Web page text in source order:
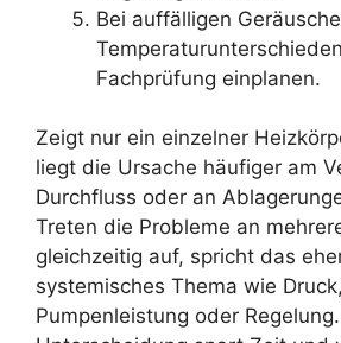
Bei auffälligen
Fachprüfung einplanen.
Zeigt nur ein einzelner
liegt die Ursache häufiger am
Durchfluss oder an
Treten die Probleme an
gleichzeitig auf, spricht das
systemisches Thema wie Druck,
Pumpenleistung oder